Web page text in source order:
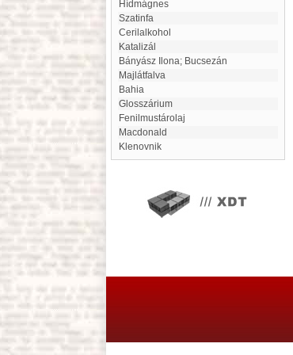
hídmágnes
Szatinfa
Cerilalkohol
katalizál
Bányász Ilona; Bucsezán
Majlátfalva
Bahia
glosszárium
Fenilmustárolaj
Macdonald
Klenovnik